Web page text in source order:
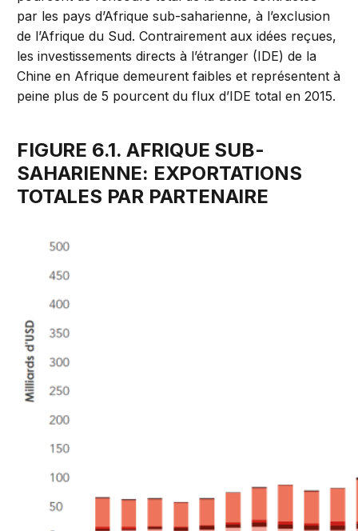
par les pays d’Afrique sub-saharienne, à l’exclusion
de l’Afrique du Sud. Contrairement aux idées reçues,
les investissements directs à l’étranger (IDE) de la
Chine en Afrique demeurent faibles et représentent à
peine plus de 5 pourcent du flux d’IDE total en 2015.
FIGURE 6.1. AFRIQUE SUB-
SAHARIENNE: EXPORTATIONS
TOTALES PAR PARTENAIRE